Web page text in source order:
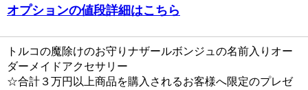
オプションの値段詳細はこちら
トルコの魔除けのお守りナザールボンジュの名前入りオー
ダーメイドアクセサリー
☆合計３万円以上商品を購入されるお客様へ限定のプレゼ